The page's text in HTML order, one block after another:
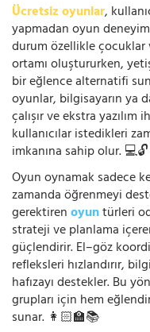
Ücretsiz oyunlar,
yapmadan oyun
durum özellikle
ortamı oluştururken,
bir eğlence alternatifi
oyunlar, bilgisayarın ya
çalışır ve ekstra yazılım
kullanıcılar istedikleri
imkanına sahip olur. 💻🔓
Oyun oynamak sadece
zamanda öğrenmeyi
gerektirenoyuntürleri
strateji ve planlama
güçlendirir. El–göz
refleksleri hızlandırır,
hafızayı destekler. Bu
grupları için hem
sunar. 👩🏻‍🏫📚